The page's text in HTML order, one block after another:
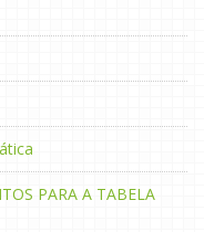
PARA A TABELA